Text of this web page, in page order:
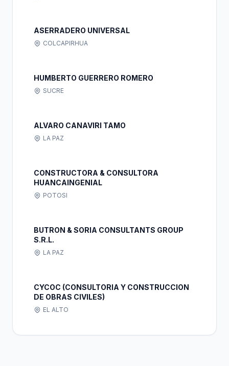
ASERRADERO UNIVERSAL
COLCAPIRHUA
HUMBERTO GUERRERO ROMERO
SUCRE
ALVARO CANAVIRI TAMO
LA PAZ
CONSTRUCTORA & CONSULTORA
HUANCAINGENIAL
POTOSI
BUTRON & SORIA CONSULTANTS GROUP
S.R.L.
LA PAZ
CYCOC (CONSULTORIA Y CONSTRUCCION
DE OBRAS CIVILES)
EL ALTO